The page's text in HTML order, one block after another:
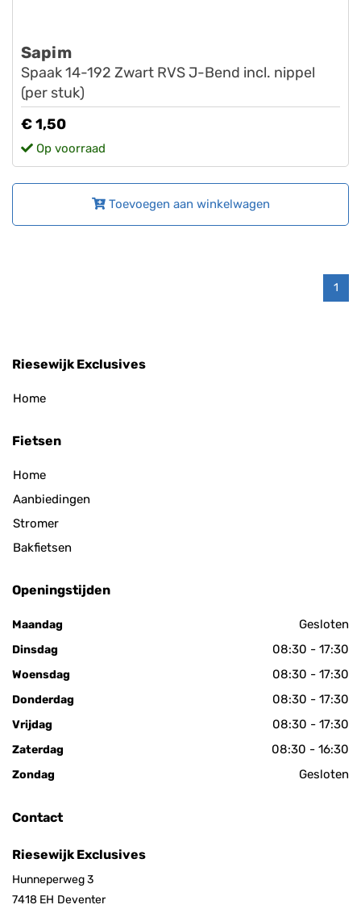
Sapim
Spaak 14-192 Zwart RVS J-Bend incl. nippel
(per stuk)
€ 1,50
Op voorraad
Toevoegen aan winkelwagen
1
Riesewijk Exclusives
Home
Fietsen
Home
Aanbiedingen
Stromer
Bakfietsen
Openingstijden
Maandag Gesloten
Dinsdag 08:30 - 17:30
Woensdag 08:30 - 17:30
Donderdag 08:30 - 17:30
Vrijdag 08:30 - 17:30
Zaterdag 08:30 - 16:30
Zondag Gesloten
Contact
Riesewijk Exclusives
Hunneperweg 3
7418 EH Deventer